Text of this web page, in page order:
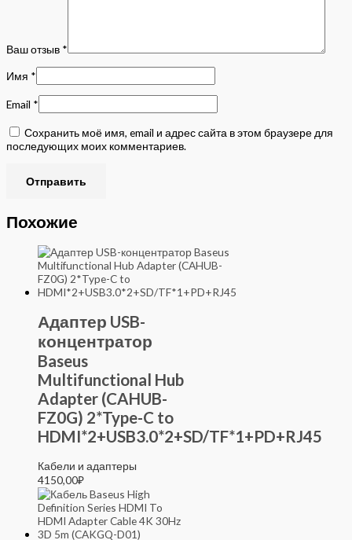
Ваш отзыв *
Имя *
Email *
Сохранить моё имя, email и адрес сайта в этом браузере для
последующих моих комментариев.
Похожие
Адаптер USB-
концентратор
Baseus
Multifunctional Hub
Adapter (CAHUB-
FZ0G) 2*Type-C to
HDMI*2+USB3.0*2+SD/TF*1+PD+RJ45
Кабели и адаптеры
4150,00₽